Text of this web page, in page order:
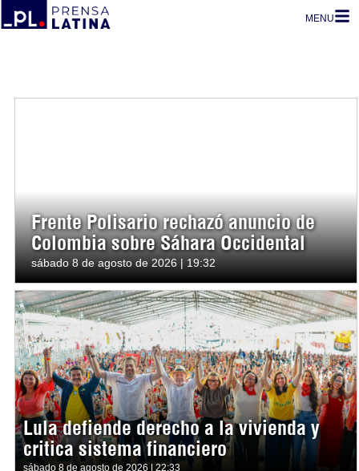
MENU
Frente Polisario rechazó anuncio de
Colombia sobre Sáhara Occidental
sábado 8 de agosto de 2026 | 19:32
Lula defiende derecho a la vivienda y
critica sistema financiero
sábado 8 de agosto de 2026 | 22:33